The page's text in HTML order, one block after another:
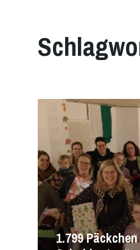
1.799
Mehr
erfahren